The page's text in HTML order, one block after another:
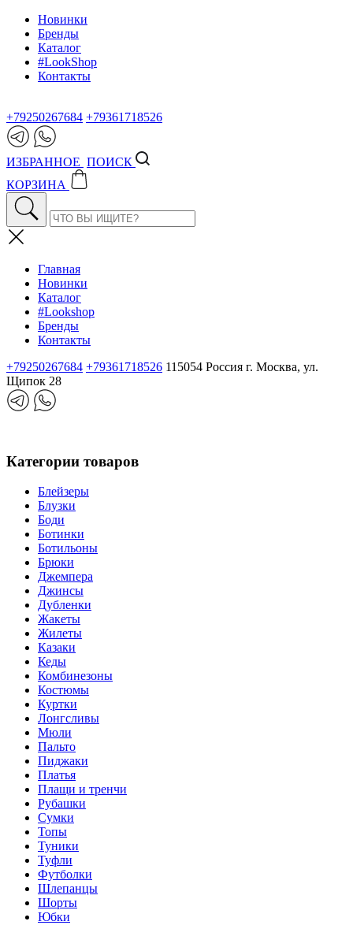
Новинки
Бренды
Каталог
#LookShop
Контакты
+79250267684 +79361718526
ИЗБРАННОЕ ПОИСК
КОРЗИНА
Главная
Новинки
Каталог
#Lookshop
Бренды
Контакты
+79250267684 +79361718526 115054 Россия г. Москва, ул.
Щипок 28
Категории товаров
Блейзеры
Блузки
Боди
Ботинки
Ботильоны
Брюки
Джемпера
Джинсы
Дубленки
Жакеты
Жилеты
Казаки
Кеды
Комбинезоны
Костюмы
Куртки
Лонгсливы
Мюли
Пальто
Пиджаки
Платья
Плащи и тренчи
Рубашки
Сумки
Топы
Туники
Туфли
Футболки
Шлепанцы
Шорты
Юбки